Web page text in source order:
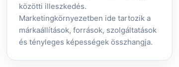
közötti illeszkedés.
Marketingkörnyezetben ide tartozik a
márkaállítások, források, szolgáltatások
és tényleges képességek összhangja.